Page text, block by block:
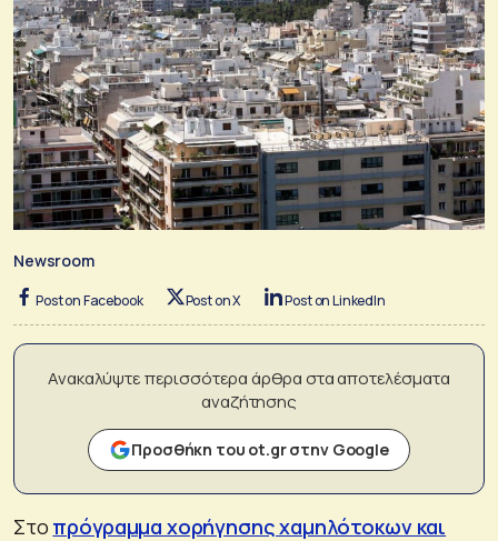
Newsroom
Post on Facebook Post on X Post on LinkedIn
Ανακαλύψτε περισσότερα άρθρα στα αποτελέσματα
αναζήτησης
Προσθήκη του ot.gr στην Google
Στο πρόγραμμα χορήγησης χαμηλότοκων και